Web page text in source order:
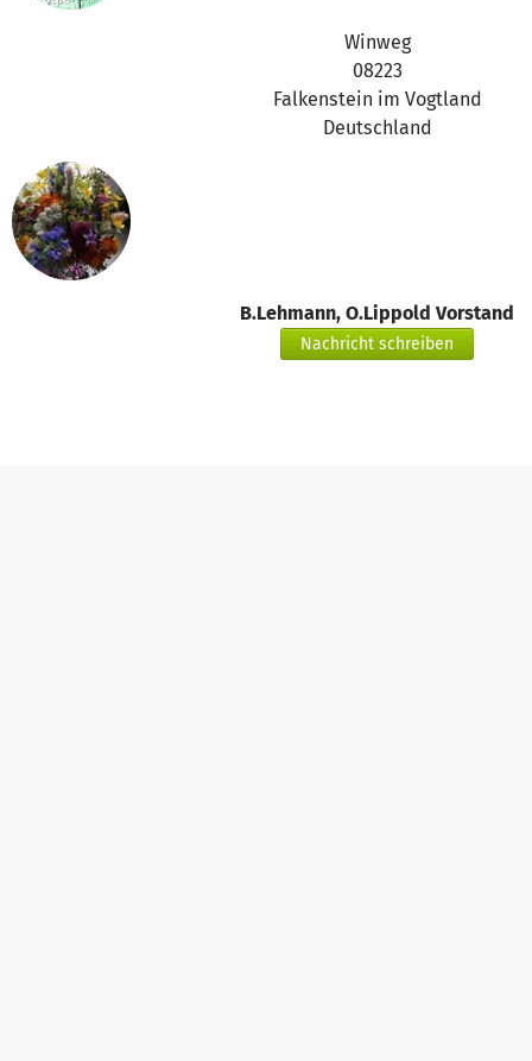
Winweg
08223
Falkenstein im Vogtland
Deutschland
B.Lehmann, O.Lippold Vorstand
Nachricht schreiben